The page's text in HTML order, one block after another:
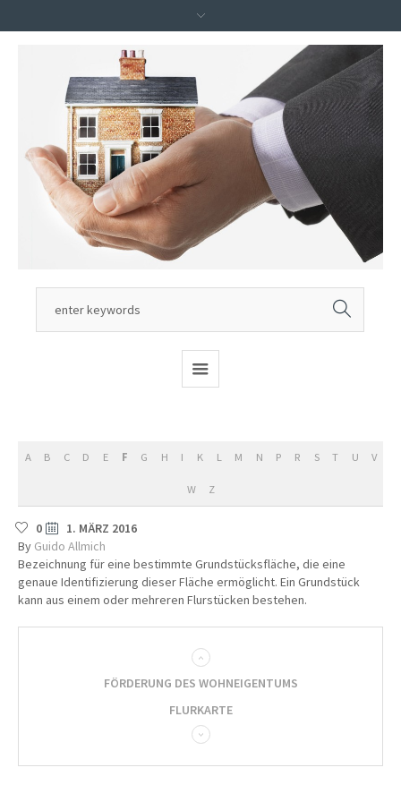
A B C D E F G H I K L M N P R S T U V
W Z
0
1. MÄRZ 2016
By Guido Allmich
Bezeichnung für eine bestimmte Grundstücksfläche, die eine
genaue Identifizierung dieser Fläche ermöglicht. Ein Grundstück
kann aus einem oder mehreren Flurstücken bestehen.
FÖRDERUNG DES WOHNEIGENTUMS
FLURKARTE